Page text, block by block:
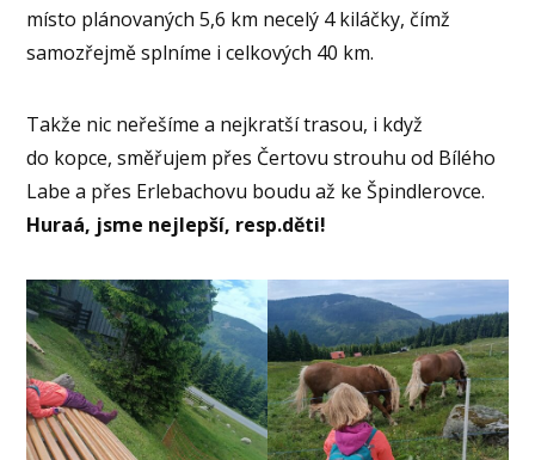
místo plánovaných 5,6 km necelý 4 kiláčky, čímž
samozřejmě splníme i celkových 40 km.
Takže nic neřešíme a nejkratší trasou, i když
do kopce, směřujem přes Čertovu strouhu od Bílého
Labe a přes Erlebachovu boudu až ke Špindlerovce.
Huraá, jsme nejlepší, resp.děti!